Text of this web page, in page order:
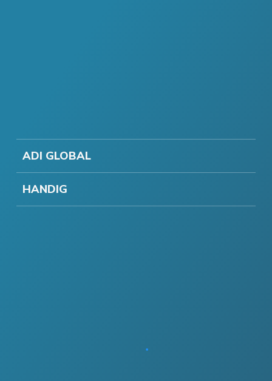
ADI GLOBAL
HANDIG